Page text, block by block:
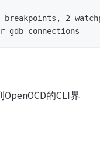
2
OpenOCD的CLI界